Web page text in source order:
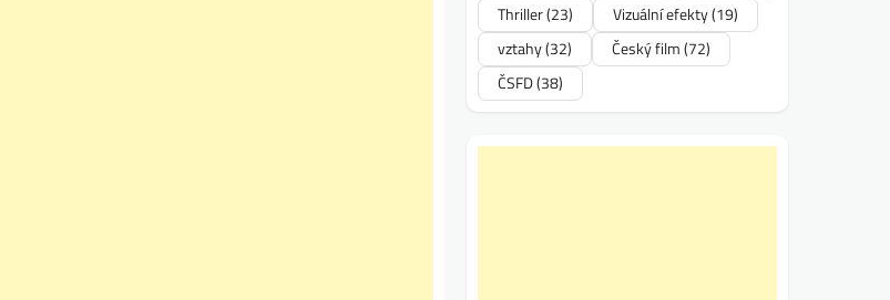
Thriller(23) Vizuální efekty(19)
vztahy(32) Český film(72)
ČSFD(38)